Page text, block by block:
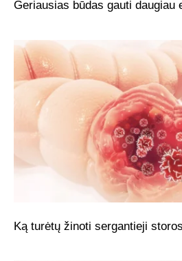
Geriausias būdas gauti daugiau
Ką turėtų žinoti sergantieji